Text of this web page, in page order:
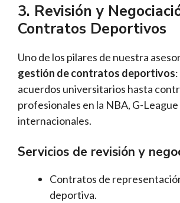
3. Revisión y
Contratos Deportivos
Uno de los pilares de nuestra
gestión de contratos deportivos
acuerdos universitarios hasta
profesionales en la NBA, G-League
internacionales.
Servicios de revisión y
Contratos de
deportiva.